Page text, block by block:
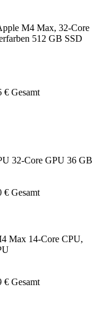
M4 Max, 32-Core
512 GB SSD
€ Gesamt
32-Core GPU 36 GB
€ Gesamt
Max 14-Core CPU,
€ Gesamt